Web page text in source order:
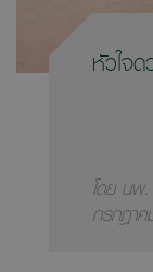
หัวใจ
โดย น
กรกฎา